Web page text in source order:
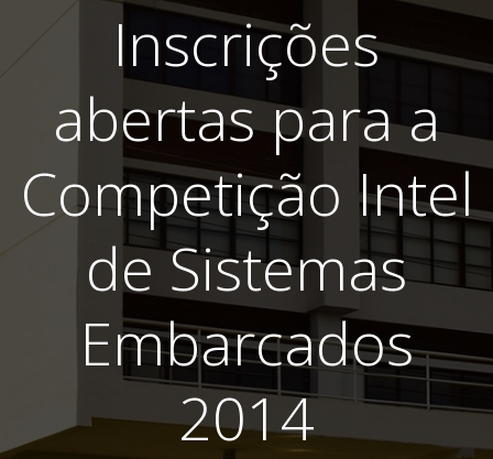
Inscrições
abertas para a
Competição Intel
de Sistemas
Embarcados
2014